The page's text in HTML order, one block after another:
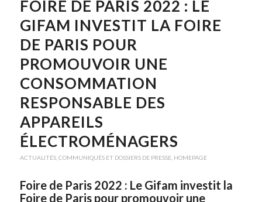
FOIRE DE PARIS 2022 : LE
GIFAM INVESTIT LA FOIRE
DE PARIS POUR
PROMOUVOIR UNE
CONSOMMATION
RESPONSABLE DES
APPAREILS
ÉLECTROMÉNAGERS
ACTUALITÉS, COMMUNIQUÉS ET DOSSIERS DE PRESSE, HOMEPAGE
Foire de Paris 2022 : Le Gifam investit la
Foire de Paris pour promouvoir une